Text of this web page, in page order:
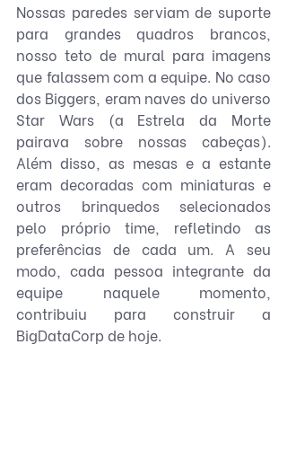
Nossas paredes serviam de suporte
para grandes quadros brancos,
nosso teto de mural para imagens
que falassem com a equipe. No caso
dos Biggers, eram naves do universo
Star Wars (a Estrela da Morte
pairava sobre nossas cabeças).
Além disso, as mesas e a estante
eram decoradas com miniaturas e
outros brinquedos selecionados
pelo próprio time, refletindo as
preferências de cada um. A seu
modo, cada pessoa integrante da
equipe naquele momento,
contribuiu para construir a
BigDataCorp de hoje.